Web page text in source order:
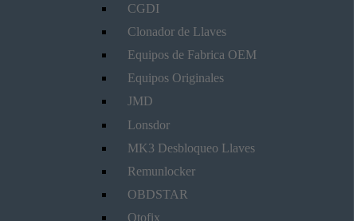
CGDI
Clonador de Llaves
Equipos de Fabrica OEM
Equipos Originales
JMD
Lonsdor
MK3 Desbloqueo Llaves
Remunlocker
OBDSTAR
Otofix